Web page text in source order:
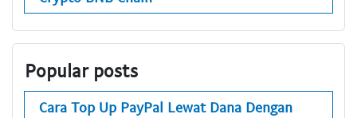
Popular posts
Cara Top Up PayPal Lewat Dana Dengan